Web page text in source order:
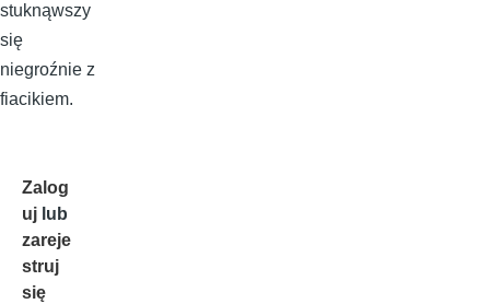
stuknąwszy
się
niegroźnie z
fiacikiem.
Zalog
uj lub
zareje
struj
się